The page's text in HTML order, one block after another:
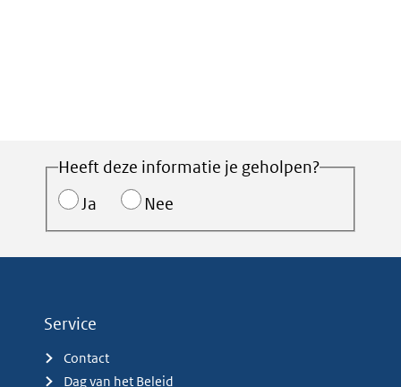
Heeft deze informatie je geholpen?
Ja
Nee
Service
Contact
Dag van het Beleid